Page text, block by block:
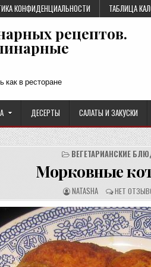
КОНФИДЕНЦИАЛЬНОСТИ ТАБЛИЦА
рецептов.
в ресторане
ДЕСЕРТЫ САЛАТЫ И ЗАКУСКИ
ВЕГЕТАРИАНСКИЕ
Морковные
А
В
Т
О
Р
Р
Е
Ц
Е
П
Т
NATASHA О
Т
З
Ы
В
Ы
:
НЕТ